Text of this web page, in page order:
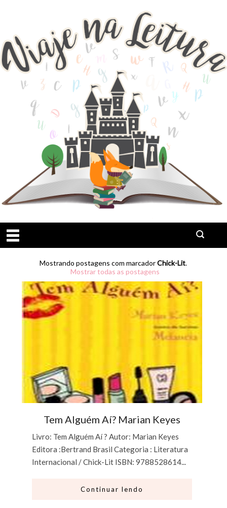
Mostrando postagens com marcadorChick-Lit.
Mostrar todas as postagens
Tem Alguém Aí? Marian Keyes
Livro: Tem Alguém Aí ? Autor: Marian Keyes
Editora :Bertrand Brasil Categoria : Literatura
Internacional / Chick-Lit ISBN: 9788528614...
Continuar lendo